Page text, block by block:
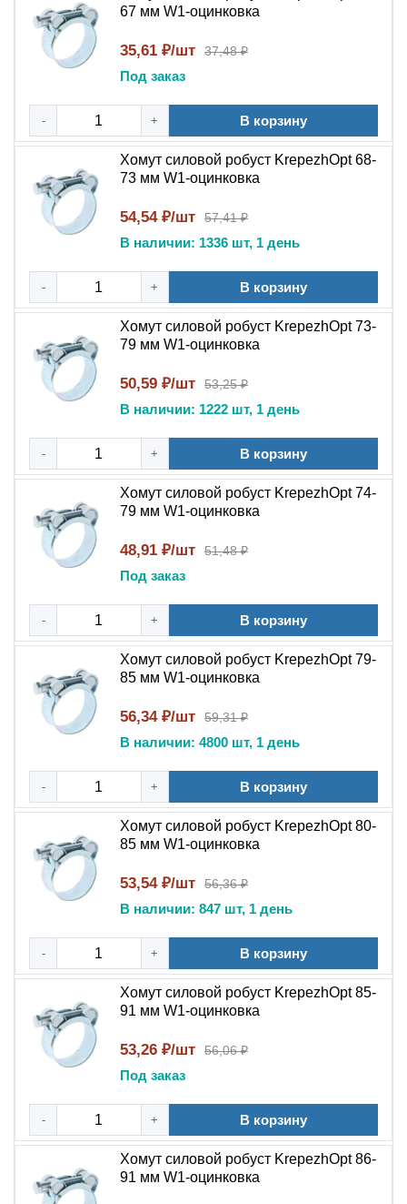
67 мм W1-оцинковка
35,61 ₽/шт 37,48 ₽
Под заказ
- + В корзину
Хомут силовой робуст KrepezhOpt 68-
73 мм W1-оцинковка
54,54 ₽/шт 57,41 ₽
В наличии: 1336 шт, 1 день
- + В корзину
Хомут силовой робуст KrepezhOpt 73-
79 мм W1-оцинковка
50,59 ₽/шт 53,25 ₽
В наличии: 1222 шт, 1 день
- + В корзину
Хомут силовой робуст KrepezhOpt 74-
79 мм W1-оцинковка
48,91 ₽/шт 51,48 ₽
Под заказ
- + В корзину
Хомут силовой робуст KrepezhOpt 79-
85 мм W1-оцинковка
56,34 ₽/шт 59,31 ₽
В наличии: 4800 шт, 1 день
- + В корзину
Хомут силовой робуст KrepezhOpt 80-
85 мм W1-оцинковка
53,54 ₽/шт 56,36 ₽
В наличии: 847 шт, 1 день
- + В корзину
Хомут силовой робуст KrepezhOpt 85-
91 мм W1-оцинковка
53,26 ₽/шт 56,06 ₽
Под заказ
- + В корзину
Хомут силовой робуст KrepezhOpt 86-
91 мм W1-оцинковка